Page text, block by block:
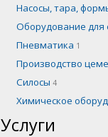
Насосы, тара,
Оборудование для
Пневматика 1
Производство
Силосы 4
Химическое
Услуги